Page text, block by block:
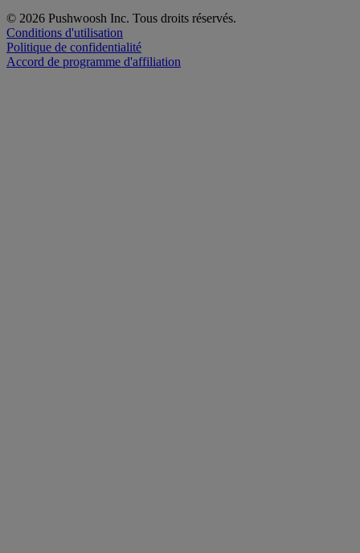
© 2026 Pushwoosh Inc. Tous droits réservés.
Conditions d'utilisation
Politique de confidentialité
Accord de programme d'affiliation